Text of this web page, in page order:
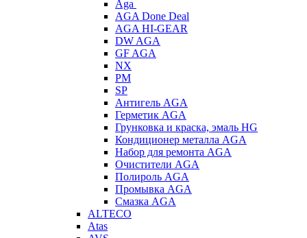
Aga
AGA Done Deal
AGA HI-GEAR
DW AGA
GF AGA
NX
PM
SP
Антигель AGA
Герметик AGA
Грунковка и краска, эмаль HG
Кондиционер металла AGA
Набор для ремонта AGA
Очистители AGA
Полироль AGA
Промывка AGA
Смазка AGA
ALTECO
Atas